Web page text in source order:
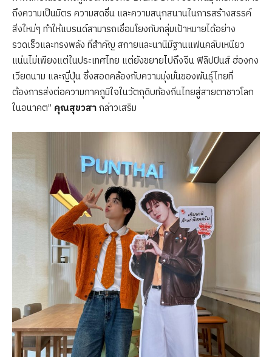
ถึงความเป็นมิตร ความสดชื่น และความสนุกสนานในการสร้างสรรค์
สิ่งใหม่ๆ ทำให้แบรนด์สามารถเชื่อมโยงกับกลุ่มเป้าหมายได้อย่าง
รวดเร็วและทรงพลัง ที่สำคัญ สกายและนานิมีฐานแฟนคลับเหนียว
แน่นไม่เพียงแต่ในประเทศไทย แต่ยังขยายไปถึงจีน ฟิลิปปินส์ ฮ่องกง
เวียดนาม และญี่ปุ่น ซึ่งสอดคล้องกับความมุ่งมั่นของพันธุ์ไทยที่
ต้องการส่งต่อความภาคภูมิใจในวัตถุดิบท้องถิ่นไทยสู่สายตาชาวโลก
ในอนาคต” คุณสุขวสากล่าวเสริม